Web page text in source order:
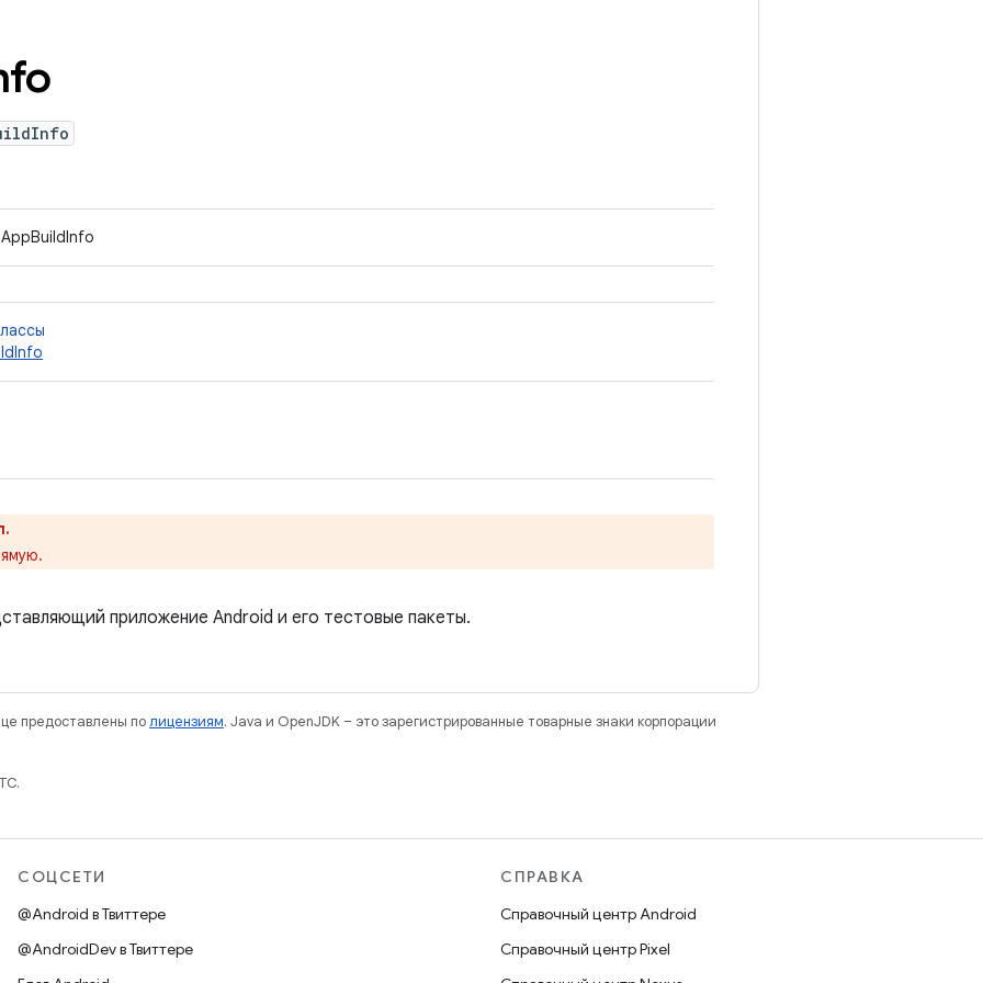
приложение Android и его тестовые пакеты.
предоставлены полицензиям. Java и OpenJDK – это зарегистрированные товарные знаки корпорации
СОЦСЕТИ
@Android в Твиттере
@AndroidDev в Твиттере
СПРАВКА
Справочный центр Android
Справочный центр Pixel